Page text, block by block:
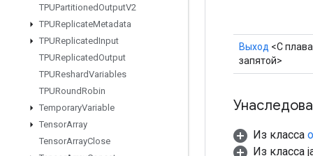
TPUPartitionedOutputV2
TPUReplicateMetadata
TPUReplicatedInput
TPUReplicatedOutput
TPUReshardVariables
TPURoundRobin
TemporaryVariable
TensorArray
TensorArrayClose
Выход <С
запятой>
Из класса
Из класса